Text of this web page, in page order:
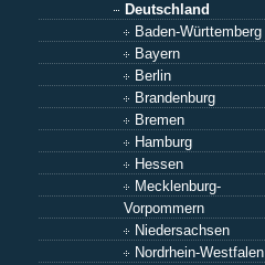
Deutschland
Baden-Württemberg
Bayern
Berlin
Brandenburg
Bremen
Hamburg
Hessen
Mecklenburg-
Vorpommern
Niedersachsen
Nordrhein-Westfalen